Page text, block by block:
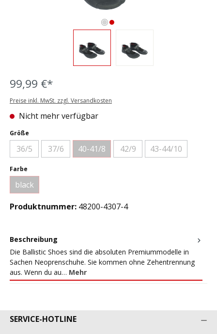
99,99 €*
Preise inkl. MwSt. zzgl. Versandkosten
Nicht mehr verfügbar
Größe
36/5(Diese Option ist zurzeit nicht verfügbar.)
37/6(Diese Option ist zurzeit nicht verfügbar.)
40-41/8(Diese Option ist zurzeit nicht verfügbar.)
42/9(Diese Option ist zurzeit nicht
43-44/10(Diese Option ist
Farbe
black
(Diese Option ist zurzeit nicht verfügbar.)
Produktnummer: 48200-4307-4
Beschreibung
Die Ballistic Shoes sind die absoluten Premiummodelle in
Sachen Neoprenschuhe. Sie kommen ohne Zehentrennung
aus. Wenn du au… Mehr
SERVICE-HOTLINE